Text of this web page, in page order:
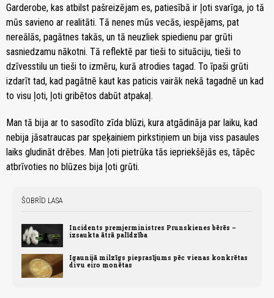
Garderobe, kas atbilst pašreizējam es, patiesībā ir ļoti svarīga, jo tā
mūs savieno ar realitāti. Tā nenes mūs vecās, iespējams, pat
nereālās, pagātnes takās, un tā neuzliek spiedienu par grūti
sasniedzamu nākotni. Tā reflektē par tieši to situāciju, tieši to
dzīvesstilu un tieši to izmēru, kurā atrodies tagad. To īpaši grūti
izdarīt tad, kad pagātnē kaut kas paticis vairāk nekā tagadnē un kad
to visu ļoti, ļoti gribētos dabūt atpakaļ.
Man tā bija ar to sasodīto zīda blūzi, kura atgādināja par laiku, kad
nebija jāsatraucas par speķainiem pirkstiņiem un bija viss pasaules
laiks gludināt drēbes. Man ļoti pietrūka tās iepriekšējās es, tāpēc
atbrīvoties no blūzes bija ļoti grūti.
ŠOBRĪD LASA
Incidents premjerministres Prunskienes bērēs –
izsaukta ātrā palīdzība
Igaunijā milzīgs pieprasījums pēc vienas konkrētas
divu eiro monētas